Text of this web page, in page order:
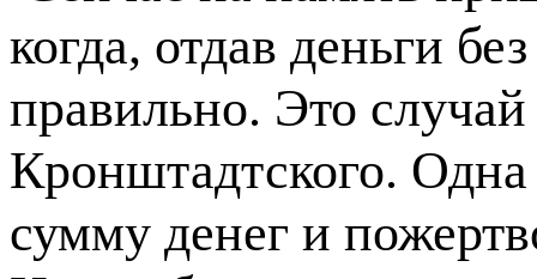
когда, отдав деньги
правильно. Это
Кронштадтского.
сумму денег и